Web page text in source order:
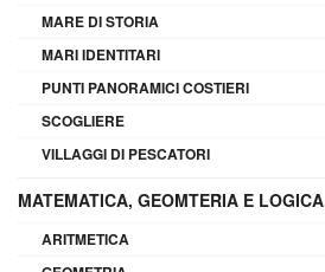
MARE DI STORIA
MARI IDENTITARI
PUNTI PANORAMICI COSTIERI
SCOGLIERE
VILLAGGI DI PESCATORI
MATEMATICA, GEOMTERIA E LOGICA
ARITMETICA